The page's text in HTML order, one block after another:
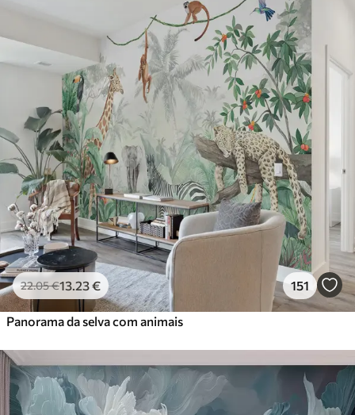
22.05€13 .23€ 151
Panorama da selva com animais